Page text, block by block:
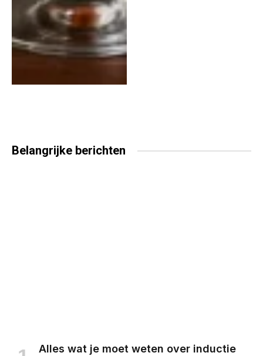
Belangrijke berichten
Alles wat je moet weten over inductie